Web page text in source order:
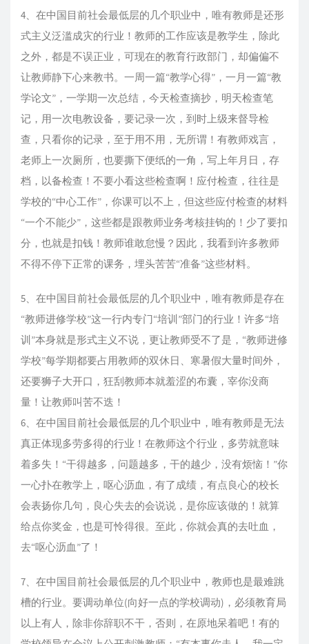
4、在中国目前社会最低层的几个职业中，唯有教师是还形
式主义泛滥成灾的行业！教师的工作应该是教学生，除此
之外，都是不误正业，可现在的教育行政部门，却偏偏不
让教师静下心来教书。一周一篇“教学心得”，一月一篇“教
学论文”，一学期一次总结，今天检查摘抄，明天检查笔
记，用一次电教设备，要记录一次，到时上级来督导检
查，只看你的记录，至于用不用，无所谓！有教师戏言，
老师上一次厕所，也要撕下便纸的一角，写上年月日，存
档，以备检查！不要小看这些检查啊！应付检查，往往是
学校的“中心工作”，你课可以不上，但这些应付检查的材料
“一个不能少”，这些都是跟教师业务考核挂钩的！少了要扣
分，也就是扣钱！教师谁敢怠慢？因此，我看到许多教师
不得不停下正常的课务，埋头苦苦“准备”这些材料。
5、在中国目前社会最低层的几个职业中，唯有教师是存在
“教师进修学校”这一行内专门“培训”部门的行业！许多“培
训”本身就是形式主义不说，更让教师受不了是，“教师进修
学校”每学期都要占用教师的双休日、寒暑假大量时间外，
还要狮子大开口，狂刮教师本就羞涩的布囊，宰你没商
量！让教师叫苦不迭！
6、在中国目前社会最低层的几个职业中，唯有教师是无法
真正体现多劳多得的行业！在教师这个行业，多劳就意味
着多失！“干得越多，问题越多，干的越少，没有烦恼！”你
一心扑在教学上，呕心沥血，有了成绩，有点良心的校长
会表扬你几句，良心失去的会说说，是你应该做的！就算
给点你奖金，也是可怜得很。至此，你就会真的去吐血，
去“呕心沥血”了！
7、在中国目前社会最低层的几个职业中，教师也是最难跳
槽的行业。要调动单位(向好一点的学校调动)，必须教育局
以上有人，除非你辞职不干，否则，在原地呆着吧！有的